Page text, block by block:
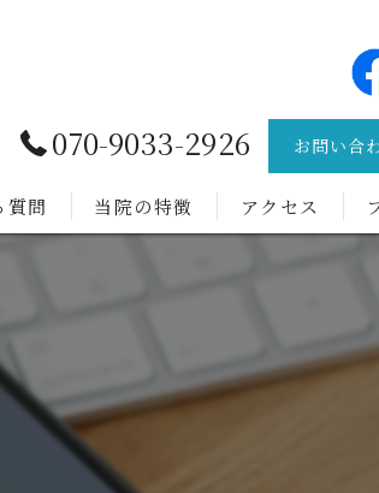
070-9033-2926 お問い合
質問 当院の特徴
難病
肩こり
アクセス